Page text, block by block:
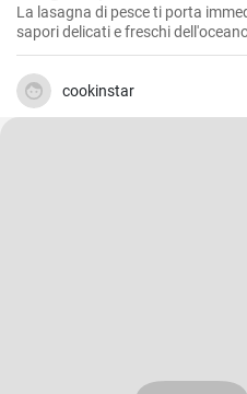
La lasagna di pesce ti porta
sapori delicati e freschi
replicare il piatto come il famoso
tentativi sono riuscito a ottenere
abbastanza sorprendente. La
laboriosa ma ne vale
cookinstar